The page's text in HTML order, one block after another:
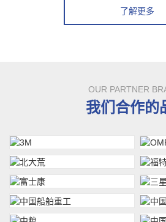
了解更多
OUR PARTNER
我们合作的